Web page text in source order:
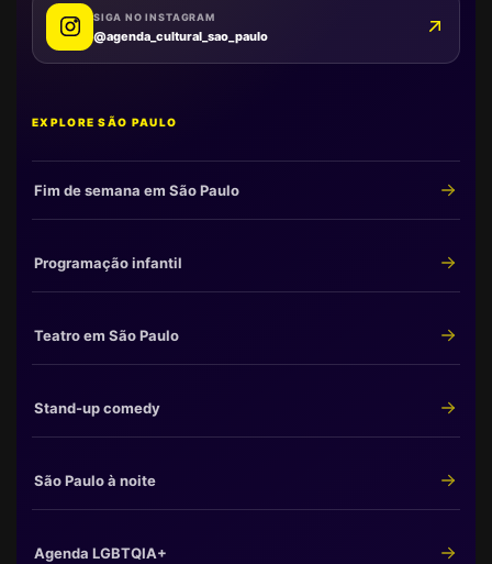
SIGA NO INSTAGRAM
@agenda_cultural_sao_paulo
EXPLORE SÃO PAULO
Fim de semana em São Paulo
Programação infantil
Teatro em São Paulo
Stand-up comedy
São Paulo à noite
Agenda LGBTQIA+